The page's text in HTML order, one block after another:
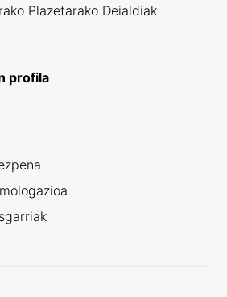
Plazetarako Deialdiak
profila